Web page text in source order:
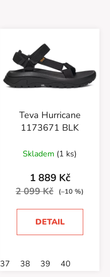
Teva Hurricane
1173671 BLK
Skladem (1 ks)
1 889 Kč
2 099 Kč (–10 %)
DETAIL
37 38 39 40